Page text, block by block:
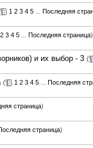
1 2 3 4 5
Последняя
2 3 4 5 Последняя страница)
и их выбор - 3 (
( 1 2 3 4 5
Последняя
страница)
страница)